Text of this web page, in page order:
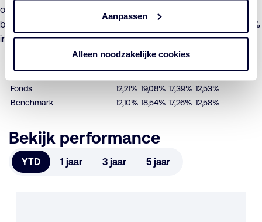
Aanpassen
Alleen noodzakelijke cookies
opzichte van de Index. Het fonds neemt de ICBE-
beleggingsrestricties in acht en belegt niet voor meer dan 10%
in instellingen voor collectieve belegging in effecten.
Periode per 31-07-2026 YTD 1 jaar 3 jaar 5 jaar
Fonds 12,21% 19,08% 17,39% 12,53%
Benchmark
12,10% 18,54% 17,26% 12,58%
Bekijk performance
YTD 1 jaar 3 jaar 5 jaar